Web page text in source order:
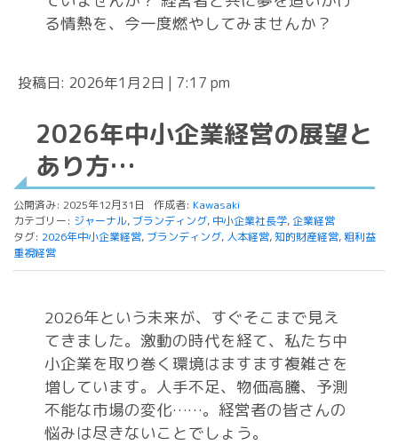
る情熱を、今一度燃やしてみませんか？
投稿日: 2026年1月2日 | 7:17 pm
2026年中小企業経営の展望と
あり方…
公開済み: 2025年12月31日 作成者: Kawasaki
カテゴリー: ジャーナル, ブランディング, 中小企業社長学,企業経営
タグ: 2026年中小企業経営, ブランディング, 人本経営,知的財産経営,粗利益
重視経営
2026年という未来が、すぐそこまで見え
てきました。激動の時代を経て、私たち中
小企業を取り巻く環境はますます複雑さを
増しています。人手不足、物価高騰、予測
不能な市場の変化……。経営者の皆さんの
悩みは尽きないことでしょう。